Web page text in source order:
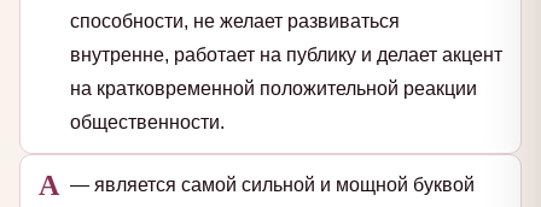
способности, не желает развиваться
внутренне, работает на публику и делает акцент
на кратковременной положительной реакции
общественности.
А — является самой сильной и мощной буквой